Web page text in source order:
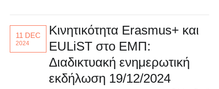
11 DEC
2024
Κινητικότητα Erasmus+ και
EULiST στο ΕΜΠ:
Διαδικτυακή ενημερωτική
εκδήλωση 19/12/2024